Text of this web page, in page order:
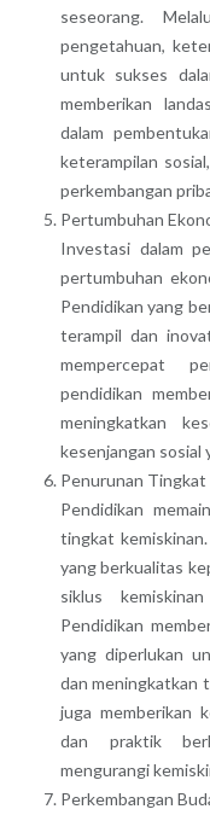
seseorang.
pengetahuan,
untuk sukses
memberikan
dalam
keterampilan
perkembangan
Pertumbuhan
Investasi dalam
pertumbuhan
Pendidikan yang
terampil dan
mempercepat
pendidikan
meningkatkan
kesenjangan sosial
Penurunan Tingkat
Pendidikan
tingkat
yang berkualitas
siklus
Pendidikan
yang diperlukan
dan meningkatkan
juga memberikan
dan praktik
mengurangi
Perkembangan